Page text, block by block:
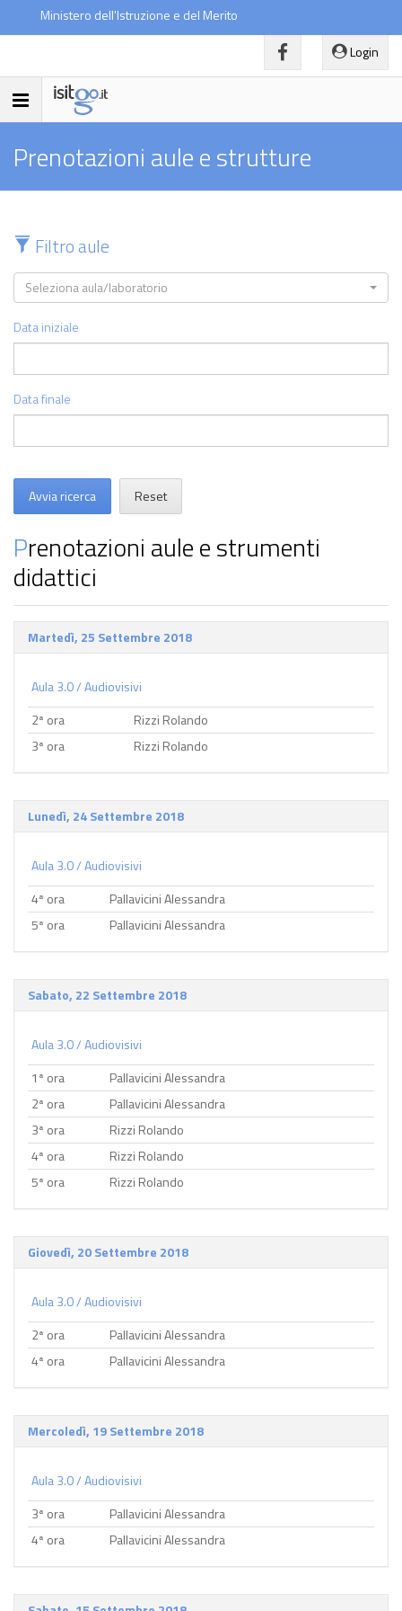
Ministero dell'Istruzione e del Merito
Login
Toggle
Prenotazioni aule e strutture
Filtro aule
Seleziona aula/laboratorio
Data iniziale
Data finale
Avvia ricerca Reset
Prenotazioni aule e strumenti
didattici
Martedì, 25 Settembre 2018
Aula 3.0 / Audiovisivi
2ª ora
Rizzi Rolando
3ª ora
Rizzi Rolando
Lunedì, 24 Settembre 2018
Aula 3.0 / Audiovisivi
4ª ora
Pallavicini Alessandra
5ª ora
Pallavicini Alessandra
Sabato, 22 Settembre 2018
Aula 3.0 / Audiovisivi
1ª ora
Pallavicini Alessandra
2ª ora
Pallavicini Alessandra
3ª ora
Rizzi Rolando
4ª ora
Rizzi Rolando
5ª ora
Rizzi Rolando
Giovedì, 20 Settembre 2018
Aula 3.0 / Audiovisivi
2ª ora
Pallavicini Alessandra
4ª ora
Pallavicini Alessandra
Mercoledì, 19 Settembre 2018
Aula 3.0 / Audiovisivi
3ª ora
Pallavicini Alessandra
4ª ora
Pallavicini Alessandra